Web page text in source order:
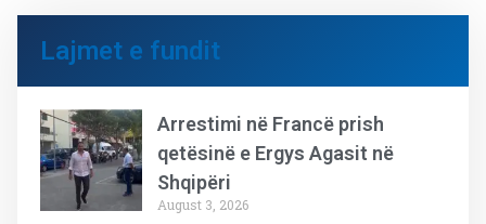
Lajmet e fundit
Arrestimi në Francë prish
qetësinë e Ergys Agasit në
Shqipëri
August 3, 2026